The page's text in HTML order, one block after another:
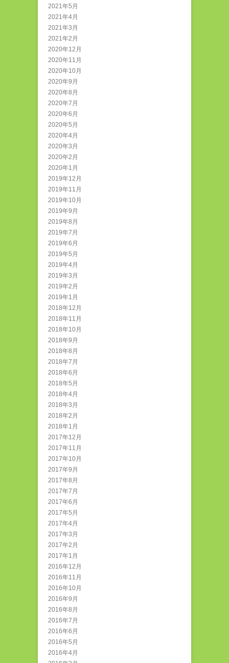
2021年5月
2021年4月
2021年3月
2021年2月
2020年12月
2020年11月
2020年10月
2020年9月
2020年8月
2020年7月
2020年6月
2020年5月
2020年4月
2020年3月
2020年2月
2020年1月
2019年12月
2019年11月
2019年10月
2019年9月
2019年8月
2019年7月
2019年6月
2019年5月
2019年4月
2019年3月
2019年2月
2019年1月
2018年12月
2018年11月
2018年10月
2018年9月
2018年8月
2018年7月
2018年6月
2018年5月
2018年4月
2018年3月
2018年2月
2018年1月
2017年12月
2017年11月
2017年10月
2017年9月
2017年8月
2017年7月
2017年6月
2017年5月
2017年4月
2017年3月
2017年2月
2017年1月
2016年12月
2016年11月
2016年10月
2016年9月
2016年8月
2016年7月
2016年6月
2016年5月
2016年4月